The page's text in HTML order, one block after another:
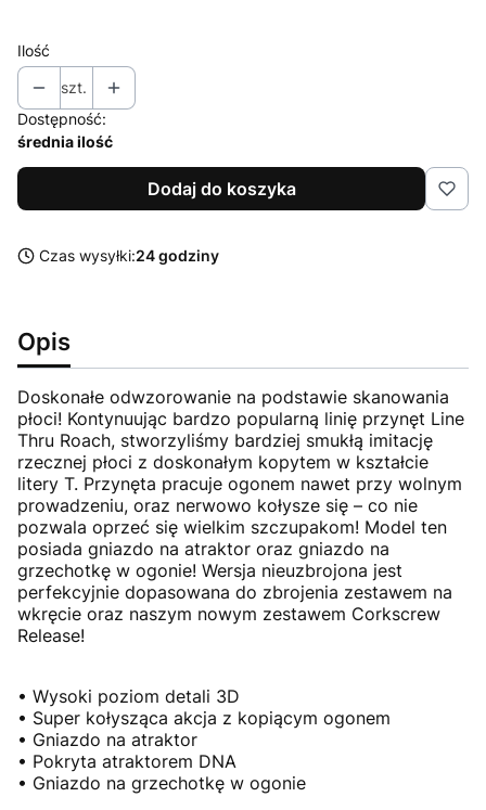
Ilość
szt.
Dostępność:
średnia ilość
Dodaj do koszyka
Czas wysyłki:24 godziny
Opis
Doskonałe odwzorowanie na podstawie skanowania
płoci! Kontynuując bardzo popularną linię przynęt Line
Thru Roach, stworzyliśmy bardziej smukłą imitację
rzecznej płoci z doskonałym kopytem w kształcie
litery T. Przynęta pracuje ogonem nawet przy wolnym
prowadzeniu, oraz nerwowo kołysze się – co nie
pozwala oprzeć się wielkim szczupakom! Model ten
posiada gniazdo na atraktor oraz gniazdo na
grzechotkę w ogonie! Wersja nieuzbrojona jest
perfekcyjnie dopasowana do zbrojenia zestawem na
wkręcie oraz naszym nowym zestawem Corkscrew
Release!
• Wysoki poziom detali 3D
• Super kołysząca akcja z kopiącym ogonem
• Gniazdo na atraktor
• Pokryta atraktorem DNA
• Gniazdo na grzechotkę w ogonie